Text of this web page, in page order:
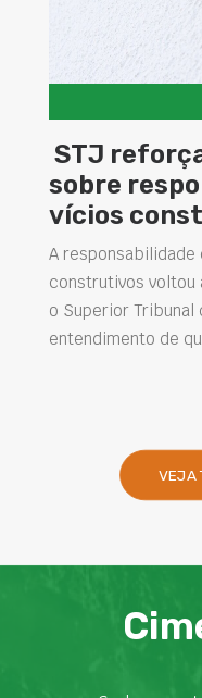
STJ
sobre
vícios
A
construtivos voltou
o Superior Tribunal
entendimento de
VEJA